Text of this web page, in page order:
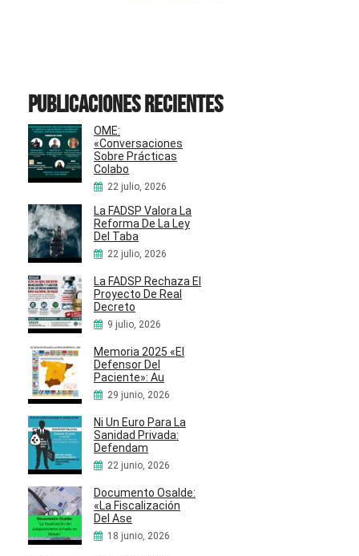
Publicaciones recientes
OME:
«Conversaciones
Sobre Prácticas
Colabo
22 julio, 2026
La FADSP Valora La
Reforma De La Ley
Del Taba
22 julio, 2026
La FADSP Rechaza El
Proyecto De Real
Decreto
9 julio, 2026
Memoria 2025 «El
Defensor Del
Paciente»: Au
29 junio, 2026
Ni Un Euro Para La
Sanidad Privada:
Defendam
22 junio, 2026
Documento Osalde:
«La Fiscalización
Del Ase
18 junio, 2026